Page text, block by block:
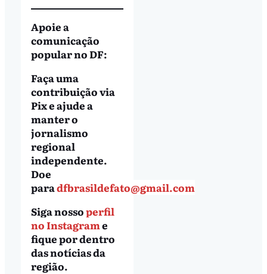
Apoie a
comunicação
popular no DF:
Faça uma
contribuição via
Pix e ajude a
manter o
jornalismo
regional
independente.
Doe
paradfbrasildefato@gmail.com
Siga nossoperfil
no Instagrame
fique por dentro
das notícias da
região.